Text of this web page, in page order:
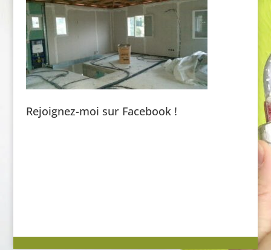
Rejoignez-moi sur Facebook !